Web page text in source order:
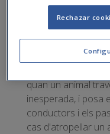
mortals. Tant és
d'una qüestió
L'atropellament
danys
quan un animal
inesperada, i posa
conductors i els
cas d'atropellar un
Rechazar